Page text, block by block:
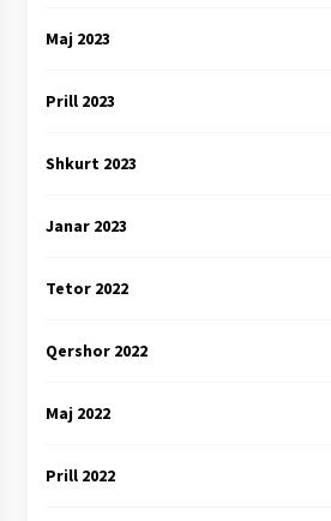
Maj 2023
Prill 2023
Shkurt 2023
Janar 2023
Tetor 2022
Qershor 2022
Maj 2022
Prill 2022